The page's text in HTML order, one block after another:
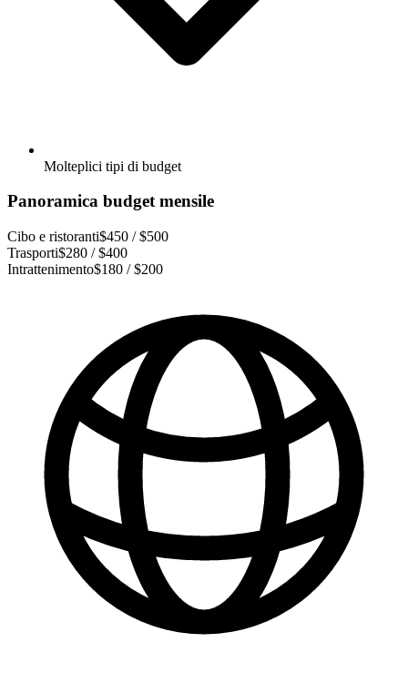
Molteplici tipi di budget
Panoramica budget mensile
Cibo e ristoranti$450 / $500
Trasporti$280 / $400
Intrattenimento$180 / $200